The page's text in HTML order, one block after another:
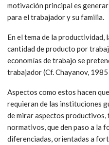
motivación principal es
para el trabajador y su familia.
En el tema de la productividad,
cantidad de producto por
economías de trabajo se
trabajador (Cf. Chayanov, 1985
Aspectos como estos hacen
requieran de las instituciones
de mirar aspectos productivos,
normativos, que den paso a la
diferenciadas, orientadas a